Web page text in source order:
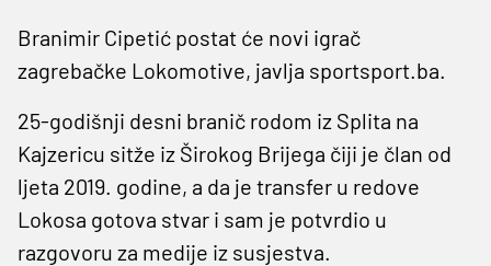
Branimir Cipetić postat će novi igrač
zagrebačke Lokomotive, javlja sportsport.ba.
25-godišnji desni branič rodom iz Splita na
Kajzericu sitže iz Širokog Brijega čiji je član od
ljeta 2019. godine, a da je transfer u redove
Lokosa gotova stvar i sam je potvrdio u
razgovoru za medije iz susjestva.